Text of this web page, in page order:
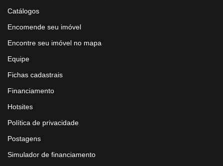
Catálogos
Encomende seu imóvel
Encontre seu imóvel no mapa
Equipe
Fichas cadastrais
Financiamento
Hotsites
Política de privacidade
Postagens
Simulador de financiamento